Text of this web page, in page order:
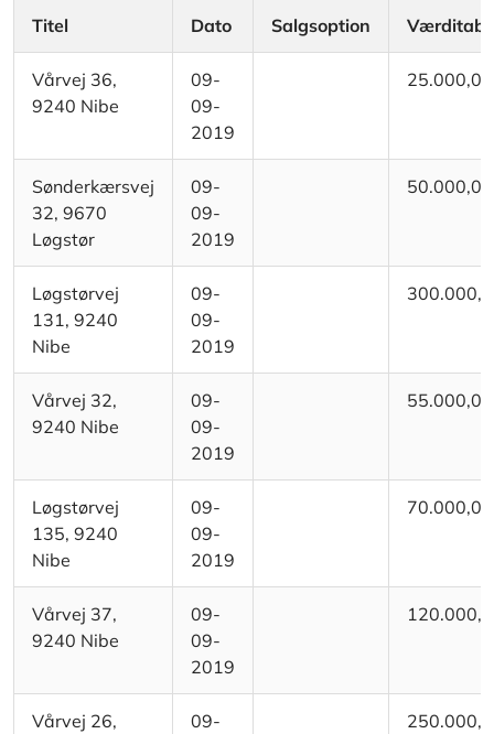
Titel Dato Salgsoption Værditab
Vårvej 36,
9240 Nibe
09-
09-
2019
25.000,00
Sønderkærsvej
32, 9670
Løgstør
09-
09-
2019
50.000,00
Løgstørvej
131, 9240
Nibe
09-
09-
2019
Vårvej 32,
9240 Nibe
09-
09-
2019
55.000,00
Løgstørvej
135, 9240
Nibe
09-
09-
2019
70.000,00
Vårvej 37,
9240 Nibe
09-
09-
2019
Vårvej 26,
09-